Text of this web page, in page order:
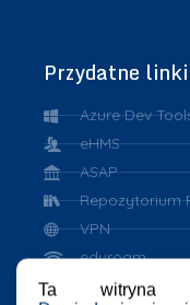
Przydatne linki
Azure Dev
eHMS
ASAP
Repozytorium
VPN
eduroam
Ta witryna